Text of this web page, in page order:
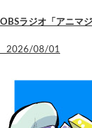
OBSラジオ「アニマ
2026/08/01